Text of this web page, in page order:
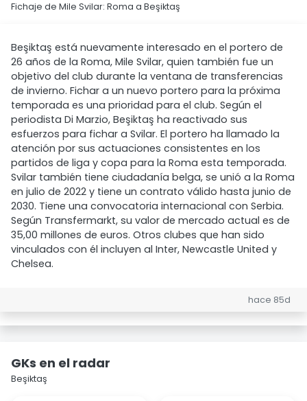
Fichaje de Mile Svilar: Roma a Beşiktaş
Beşiktaş está nuevamente interesado en el portero de
26 años de la Roma, Mile Svilar, quien también fue un
objetivo del club durante la ventana de transferencias
de invierno. Fichar a un nuevo portero para la próxima
temporada es una prioridad para el club. Según el
periodista Di Marzio, Beşiktaş ha reactivado sus
esfuerzos para fichar a Svilar. El portero ha llamado la
atención por sus actuaciones consistentes en los
partidos de liga y copa para la Roma esta temporada.
Svilar también tiene ciudadanía belga, se unió a la Roma
en julio de 2022 y tiene un contrato válido hasta junio de
2030. Tiene una convocatoria internacional con Serbia.
Según Transfermarkt, su valor de mercado actual es de
35,00 millones de euros. Otros clubes que han sido
vinculados con él incluyen al Inter, Newcastle United y
Chelsea.
hace 85d
GKs en el radar
Beşiktaş